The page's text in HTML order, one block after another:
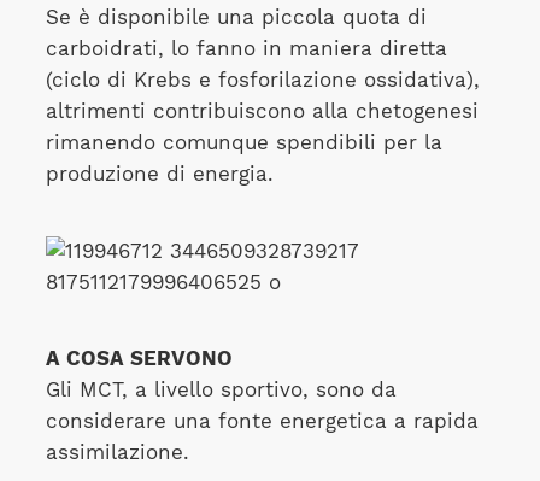
Se è disponibile una piccola quota di
carboidrati, lo fanno in maniera diretta
(ciclo di Krebs e fosforilazione ossidativa),
altrimenti contribuiscono alla chetogenesi
rimanendo comunque spendibili per la
produzione di energia.
A COSA SERVONO
Gli MCT, a livello sportivo, sono da
considerare una fonte energetica a rapida
assimilazione.